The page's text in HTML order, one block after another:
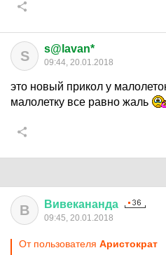
S s@lavan*
09:44, 20.01.2018
это новый прикол у
малолетку все равно жаль
В Вивекананда
09:45, 20.01.2018
От пользователя Аристoкрат